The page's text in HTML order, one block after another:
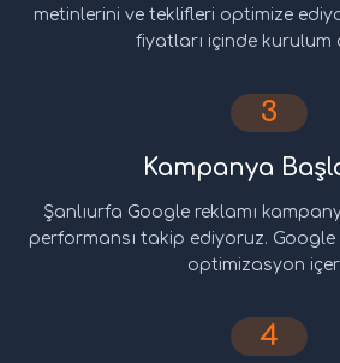
metinlerini ve teklifleri optimize
fiyatları içinde kurulum
3
Kampanya
Şanlıurfa Google reklamı
performansı takip ediyoruz. Google
optimizasyon
4